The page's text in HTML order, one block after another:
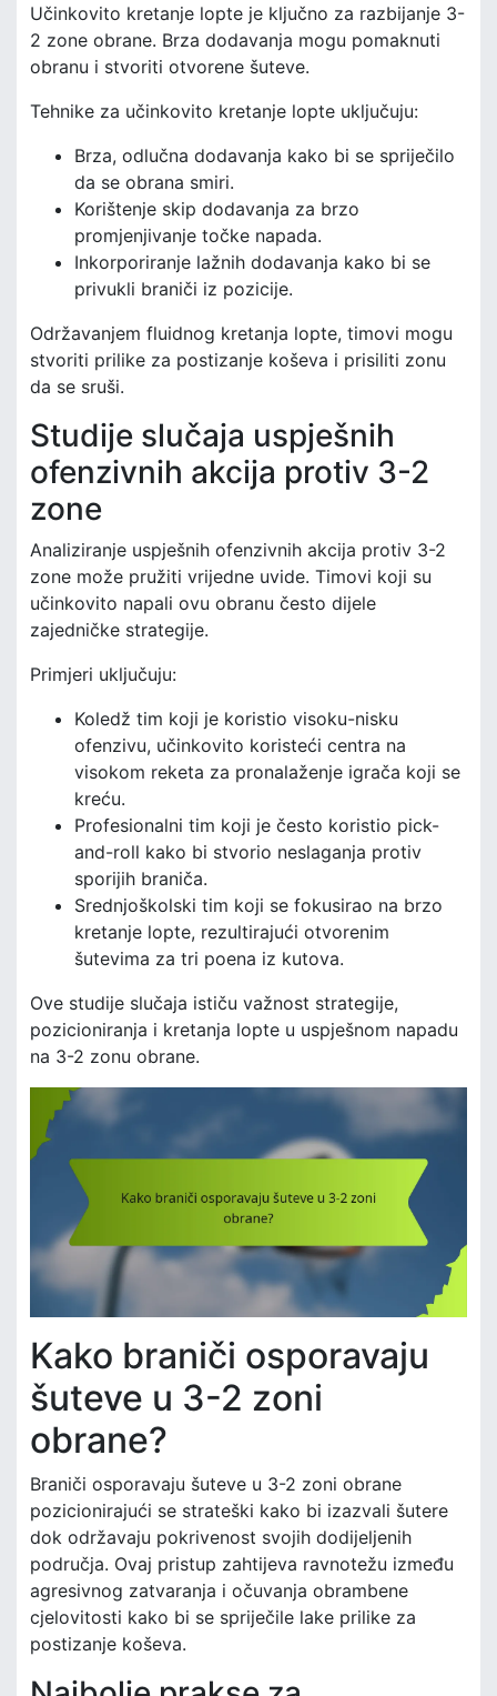
Učinkovito kretanje lopte je ključno za razbijanje 3-
2 zone obrane. Brza dodavanja mogu pomaknuti
obranu i stvoriti otvorene šuteve.
Tehnike za učinkovito kretanje lopte uključuju:
Brza, odlučna dodavanja kako bi se spriječilo
da se obrana smiri.
Korištenje skip dodavanja za brzo
promjenjivanje točke napada.
Inkorporiranje lažnih dodavanja kako bi se
privukli braniči iz pozicije.
Održavanjem fluidnog kretanja lopte, timovi mogu
stvoriti prilike za postizanje koševa i prisiliti zonu
da se sruši.
Studije slučaja uspješnih
ofenzivnih akcija protiv 3-2
zone
Analiziranje uspješnih ofenzivnih akcija protiv 3-2
zone može pružiti vrijedne uvide. Timovi koji su
učinkovito napali ovu obranu često dijele
zajedničke strategije.
Primjeri uključuju:
Koledž tim koji je koristio visoku-nisku
ofenzivu, učinkovito koristeći centra na
visokom reketa za pronalaženje igrača koji se
kreću.
Profesionalni tim koji je često koristio pick-
and-roll kako bi stvorio neslaganja protiv
sporijih braniča.
Srednjoškolski tim koji se fokusirao na brzo
kretanje lopte, rezultirajući otvorenim
šutevima za tri poena iz kutova.
Ove studije slučaja ističu važnost strategije,
pozicioniranja i kretanja lopte u uspješnom napadu
na 3-2 zonu obrane.
Kako braniči osporavaju
šuteve u 3-2 zoni
obrane?
Braniči osporavaju šuteve u 3-2 zoni obrane
pozicionirajući se strateški kako bi izazvali šutere
dok održavaju pokrivenost svojih dodijeljenih
područja. Ovaj pristup zahtijeva ravnotežu između
agresivnog zatvaranja i očuvanja obrambene
cjelovitosti kako bi se spriječile lake prilike za
postizanje koševa.